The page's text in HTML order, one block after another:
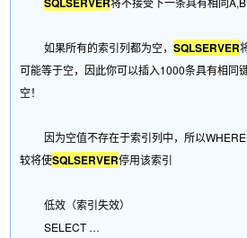
如果所有的索引列都为空，SQLSERVER
可能等于空，因此你可以插入1000条具有相同
空！
因为空值不存在于索引列中，所以WHERE
较将使SQLSERVER停用该索引
低效（索引失效）
SELECT …